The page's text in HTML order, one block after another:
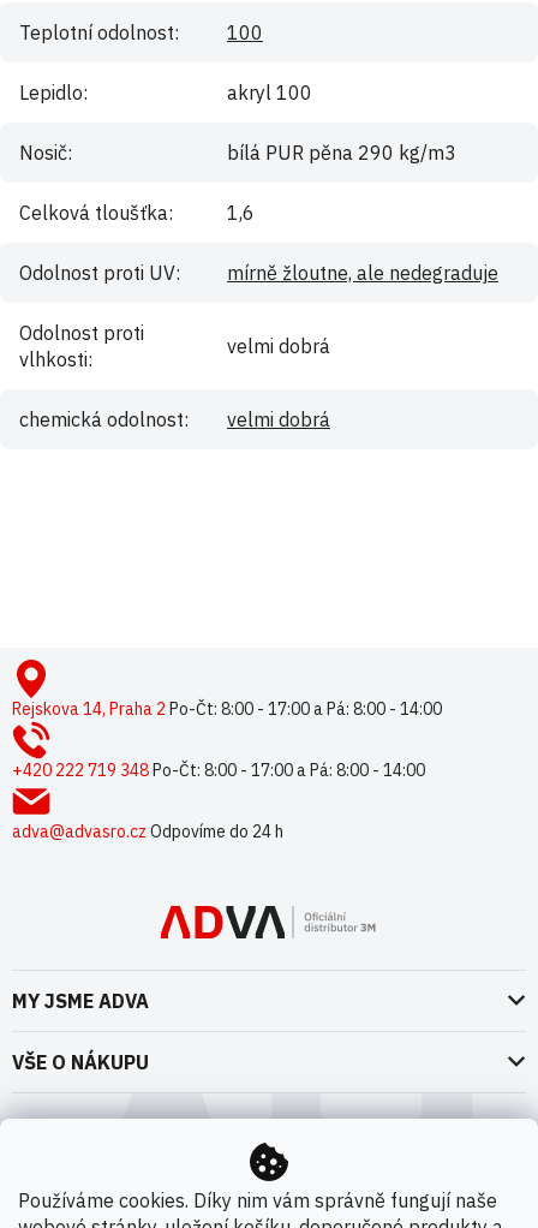
Používáme cookies. Díky nim vám správně fungují naše
Teplotní odolnost: 100
Lepidlo: akryl 100
Nosič: bílá PUR pěna 290 kg/m3
Celková tloušťka: 1,6
Odolnost proti UV: mírně žloutne, ale nedegraduje
Odolnost proti
vlhkosti:
velmi dobrá
chemická odolnost: velmi dobrá
pRejskova 14, Praha 2 Po-Čt: 8:00 - 17:00 a Pá: 8:00 - 14:00
+420 222 719 348Po-Čt: 8:00 - 17:00 a Pá: 8:00 - 14:00
adva@advasro.cz Odpovíme do 24 h
MY JSME ADVA
O nás
Naše dokumenty
Kontakty
VŠE O NÁKUPU
Doprava a platba
VOP pro spotřebitele - fyzické osoby
VOP pro nakupující podnikateleMožnosti platby